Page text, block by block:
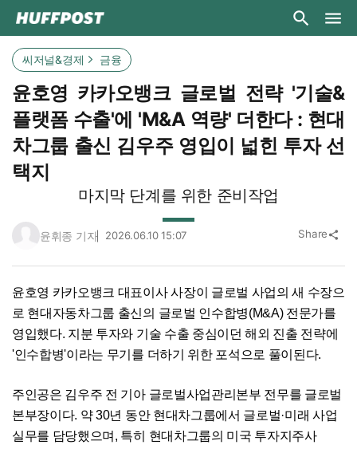
씨저널&경제 금융
윤호영 카카오뱅크 글로벌 전략 '기술&
플랫폼 수출'에 'M&A 역량' 더한다 : 현대
차그룹 출신 김우주 영입이 넓힌 투자 선
택지
마지막 단계를 위한 준비작업
윤휘종 기자 2026.06.10 15:07 Share share
윤호영 카카오뱅크 대표이사 사장이 글로벌 사업의 새 수장으
로 현대자동차그룹 출신의 글로벌 인수합병(M&A) 전문가를
영입했다. 지분 투자와 기술 수출 중심이던 해외 진출 전략에
'인수합병'이라는 무기를 더하기 위한 포석으로 풀이된다.
주인공은 김우주 전 기아 글로벌사업관리본부 전무를 글로벌
본부장이다. 약 30년 동안 현대차그룹에서 글로벌·미래 사업
실무를 담당했으며, 특히 현대차그룹의 미국 투자지주사